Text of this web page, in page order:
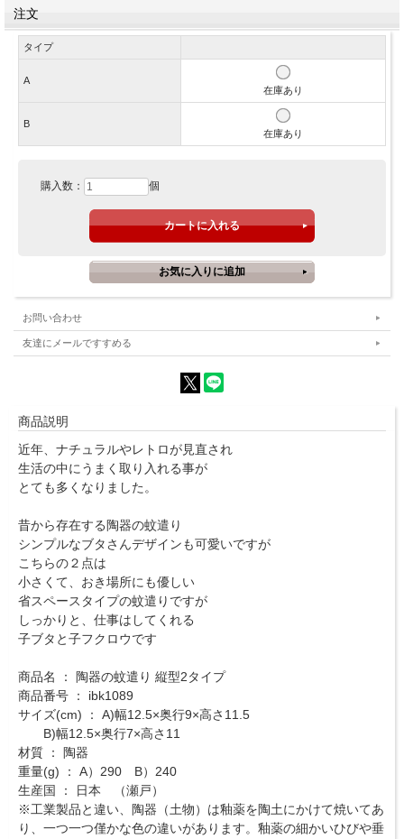
注文
タイプ
A
在庫あり
B
在庫あり
購入数： 個
お問い合わせ
友達にメールですすめる
商品説明
近年、ナチュラルやレトロが見直され
生活の中にうまく取り入れる事が
とても多くなりました。
昔から存在する陶器の蚊遣り
シンプルなブタさんデザインも可愛いですが
こちらの２点は
小さくて、おき場所にも優しい
省スペースタイプの蚊遣りですが
しっかりと、仕事はしてくれる
子ブタと子フクロウです
商品名 ： 陶器の蚊遣り 縦型2タイプ
商品番号 ： ibk1089
サイズ(cm) ： A)幅12.5×奥行9×高さ11.5
B)幅12.5×奥行7×高さ11
材質 ： 陶器
重量(g) ： A）290 B）240
生産国 ： 日本 （瀬戸）
※工業製品と違い、陶器（土物）は釉薬を陶土にかけて焼いてあ
り、一つ一つ僅かな色の違いがあります。釉薬の細かいひびや垂